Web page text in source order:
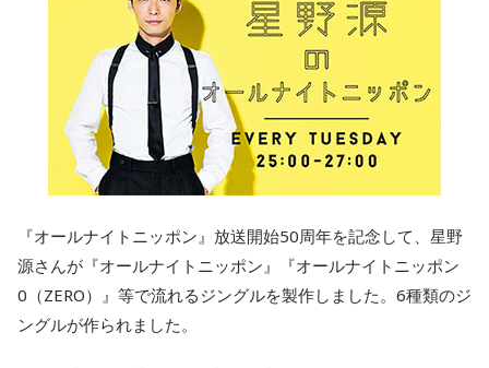
『オールナイトニッポン』放送開始50周年を記念して、星野
源さんが『オールナイトニッポン』『オールナイトニッポン
0（ZERO）』等で流れるジングルを製作しました。6種類のジ
ングルが作られました。